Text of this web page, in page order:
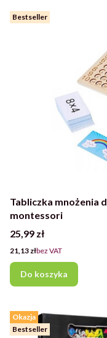
Bestseller
Tabliczka mnożenia
montessori
Cena
25,99 zł
Cena
21,13 złbez VAT
Do koszyka
Okazja
Bestseller